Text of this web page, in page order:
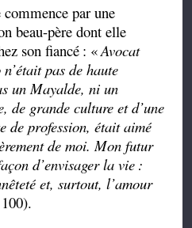
par une
beau-père dont elle
son fiancé : «Avocat
pas de haute
un Mayalde, ni un
de grande culture et d’une
de profession, était aimé
de moi. Mon futur
d’envisager la vie:
et, surtout, l’amour